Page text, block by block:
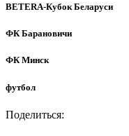
BETERA-Кубок Беларуси
ФК Барановичи
ФК Минск
футбол
Поделиться: